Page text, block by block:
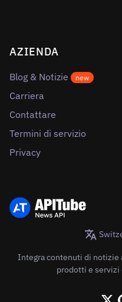
AZIENDA
Blog & Notizie new
Carriera
Contattare
Termini di servizio
Privacy
Integra contenuti di notizie
prodotti e servizi